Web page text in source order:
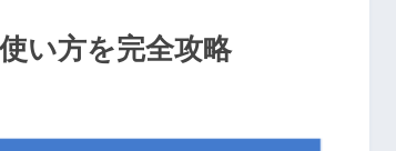
い方を完全攻略